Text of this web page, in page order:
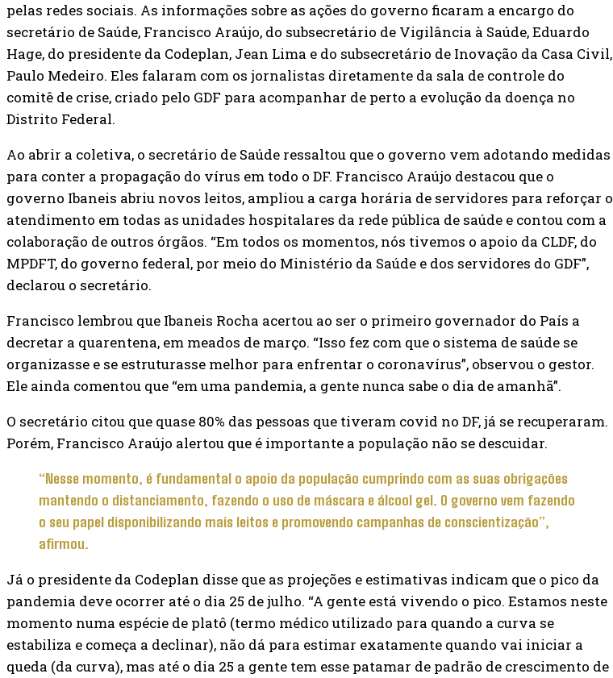
pelas redes sociais. As informações sobre as ações do governo ficaram a encargo do
secretário de Saúde, Francisco Araújo, do subsecretário de Vigilância à Saúde, Eduardo
Hage, do presidente da Codeplan, Jean Lima e do subsecretário de Inovação da Casa Civil,
Paulo Medeiro. Eles falaram com os jornalistas diretamente da sala de controle do
comitê de crise, criado pelo GDF para acompanhar de perto a evolução da doença no
Distrito Federal.
Ao abrir a coletiva, o secretário de Saúde ressaltou que o governo vem adotando medidas
para conter a propagação do vírus em todo o DF. Francisco Araújo destacou que o
governo Ibaneis abriu novos leitos, ampliou a carga horária de servidores para reforçar o
atendimento em todas as unidades hospitalares da rede pública de saúde e contou com a
colaboração de outros órgãos. “Em todos os momentos, nós tivemos o apoio da CLDF, do
MPDFT, do governo federal, por meio do Ministério da Saúde e dos servidores do GDF”,
declarou o secretário.
Francisco lembrou que Ibaneis Rocha acertou ao ser o primeiro governador do País a
decretar a quarentena, em meados de março. “Isso fez com que o sistema de saúde se
organizasse e se estruturasse melhor para enfrentar o coronavírus”, observou o gestor.
Ele ainda comentou que “em uma pandemia, a gente nunca sabe o dia de amanhã”.
O secretário citou que quase 80% das pessoas que tiveram covid no DF, já se recuperaram.
Porém, Francisco Araújo alertou que é importante a população não se descuidar.
“Nesse momento, é fundamental o apoio da população cumprindo com as suas obrigações
mantendo o distanciamento, fazendo o uso de máscara e álcool gel. O governo vem fazendo
o seu papel disponibilizando mais leitos e promovendo campanhas de conscientização”,
afirmou.
Já o presidente da Codeplan disse que as projeções e estimativas indicam que o pico da
pandemia deve ocorrer até o dia 25 de julho. “A gente está vivendo o pico. Estamos neste
momento numa espécie de platô (termo médico utilizado para quando a curva se
estabiliza e começa a declinar), não dá para estimar exatamente quando vai iniciar a
queda (da curva), mas até o dia 25 a gente tem esse patamar de padrão de crescimento de